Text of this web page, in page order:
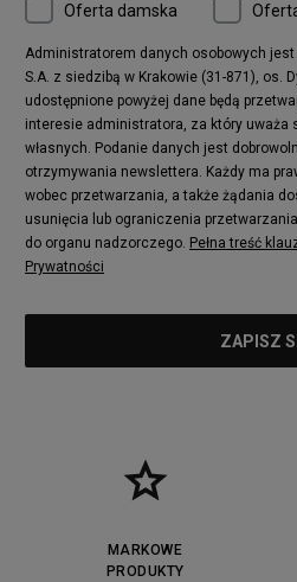
Oferta damska
Administratorem danych osobowych
S.A. z siedzibą w Krakowie (31-871), os.
udostępnione powyżej dane będą
interesie administratora, za który uważa
własnych. Podanie danych jest
otrzymywania newslettera. Każdy ma
wobec przetwarzania, a także żądania
usunięcia lub ograniczenia
do organu nadzorczego. Pełna treść
Prywatności
MARKOWE
PRODUKTY